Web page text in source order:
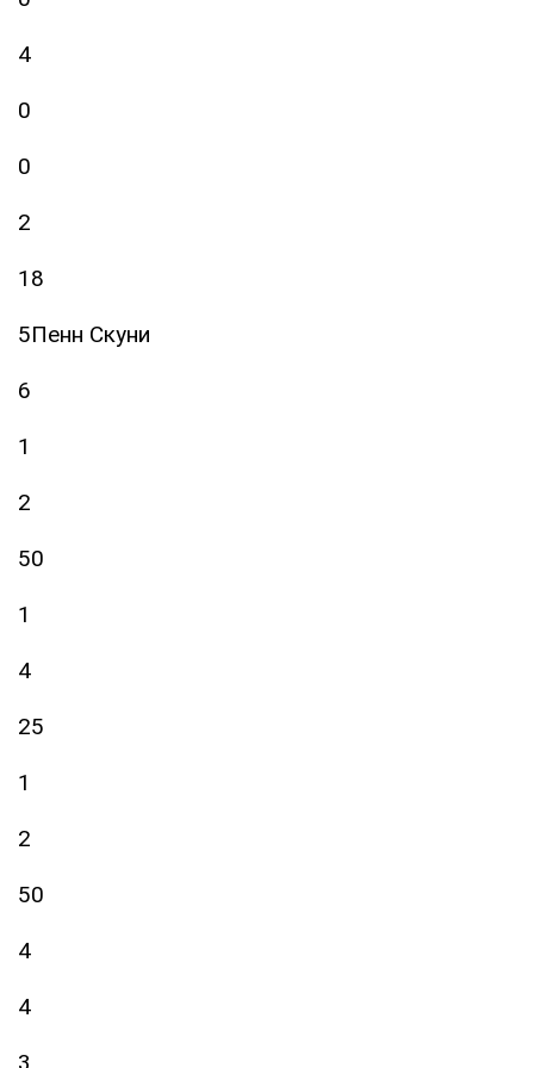
4
0
0
2
18
5Пенн Скуни
6
1
2
50
1
4
25
1
2
50
4
4
3